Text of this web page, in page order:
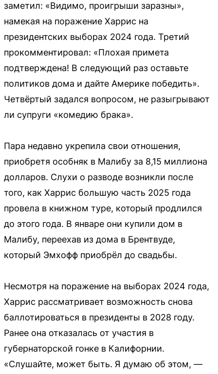
заметил: «Видимо, проигрыши заразны»,
намекая на поражение Харрис на
президентских выборах 2024 года. Третий
прокомментировал: «Плохая примета
подтверждена! В следующий раз оставьте
политиков дома и дайте Америке победить».
Четвёртый задался вопросом, не разыгрывают
ли супруги «комедию брака».
Пара недавно укрепила свои отношения,
приобретя особняк в Малибу за 8,15 миллиона
долларов. Слухи о разводе возникли после
того, как Харрис большую часть 2025 года
провела в книжном туре, который продлился
до этого года. В январе они купили дом в
Малибу, переехав из дома в Брентвуде,
который Эмхофф приобрёл до свадьбы.
Несмотря на поражение на выборах 2024 года,
Харрис рассматривает возможность снова
баллотироваться в президенты в 2028 году.
Ранее она отказалась от участия в
губернаторской гонке в Калифорнии.
«Слушайте, может быть. Я думаю об этом, —